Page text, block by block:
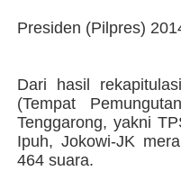
Presiden (Pilpres)
Dari hasil
(Tempat
Tenggarong, yakni
Ipuh, Jokowi-JK
464 suara.